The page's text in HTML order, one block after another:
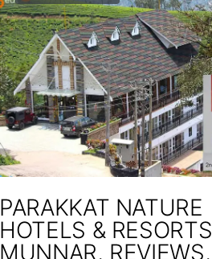
PARAKKAT NATURE
HOTELS & RESORTS
MUNNAR, REVIEWS,